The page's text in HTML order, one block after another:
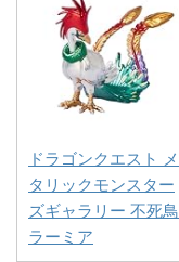
ドラゴンクエスト メ
タリックモンスター
ズギャラリー 不死鳥
ラーミア